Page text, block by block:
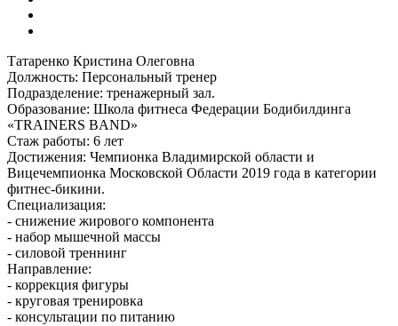
Татаренко Кристина Олеговна
Должность: Персональный тренер
Подразделение: тренажерный зал.
Образование: Школа фитнеса Федерации Бодибилдинга
«TRAINERS BAND»
Стаж работы: 6 лет
Достижения: Чемпионка Владимирской области и
Вицечемпионка Московской Области 2019 года в категории
фитнес-бикини.
Специализация:
- снижение жирового компонента
- набор мышечной массы
- силовой треннинг
Направление:
- коррекция фигуры
- круговая тренировка
- консультации по питанию